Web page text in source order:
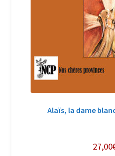
Soutien à Philippe Randa
Suivi de la Commande
Alaïs, la dame
27,00